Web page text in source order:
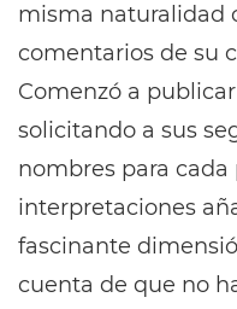
misma naturalidad
comentarios de su
Comenzó a
solicitando a sus
nombres para cada
interpretaciones
fascinante
cuenta de que no